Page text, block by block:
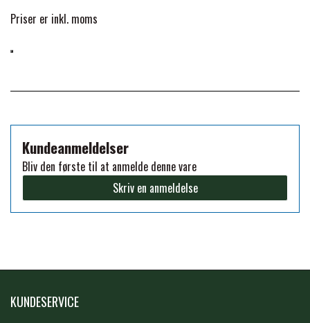
PREMIER EQUINE SADELUNDERLAG
PREMIER EQUINE PADS
PREMIER EQUINE TRANSPORT
HEVARI
JACKS
Priser er inkl. moms
Kundeanmeldelser
Bliv den første til at anmelde denne vare
Skriv en anmeldelse
KUNDESERVICE